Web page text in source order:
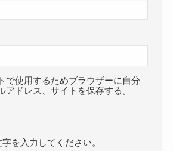
で使用するためブラウザーに自分
アドレス、サイトを保存する。
字を入力してください。